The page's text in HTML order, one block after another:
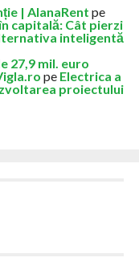
| AlanaRent pe
capitală: Cât pierzi
inteligentă
27,9 mil. euro
pe Electrica a
proiectului